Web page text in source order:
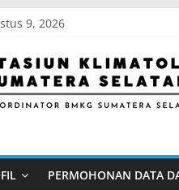
9, 2026
PERMOHONAN DATA